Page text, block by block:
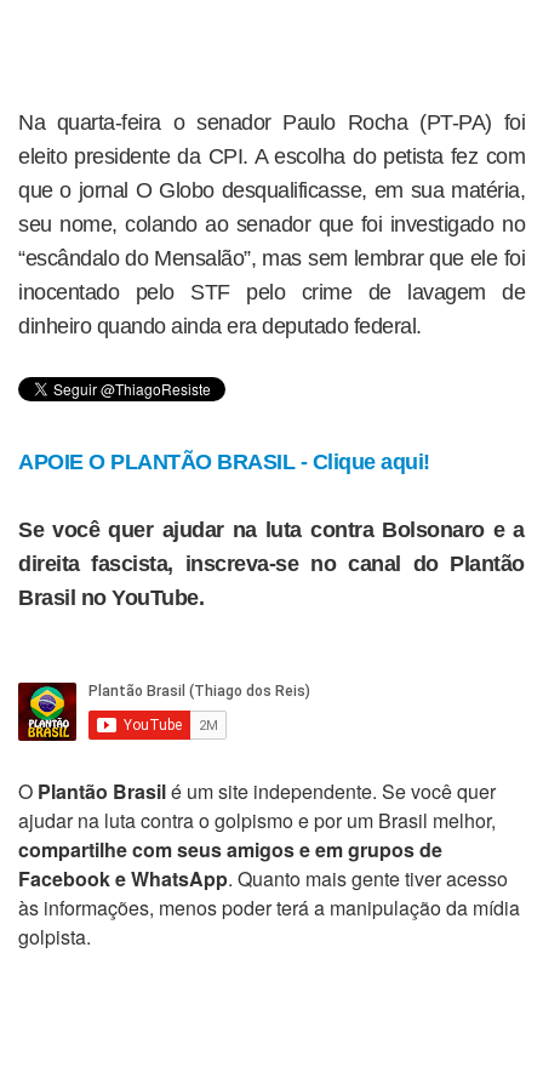
Na quarta-feira o senador Paulo Rocha (PT-PA) foi
eleito presidente da CPI. A escolha do petista fez com
que o jornal O Globo desqualificasse, em sua matéria,
seu nome, colando ao senador que foi investigado no
“escândalo do Mensalão”, mas sem lembrar que ele foi
inocentado pelo STF pelo crime de lavagem de
dinheiro quando ainda era deputado federal.
APOIE O PLANTÃO BRASIL - Clique aqui!
Se você quer ajudar na luta contra Bolsonaro e a
direita fascista, inscreva-se no canal do Plantão
Brasil no YouTube.
O Plantão Brasilé um site independente. Se você quer
ajudar na luta contra o golpismo e por um Brasil melhor,
compartilhe com seus amigos e em grupos de
Facebook e WhatsApp. Quanto mais gente tiver acesso
às informações, menos poder terá a manipulação da mídia
golpista.